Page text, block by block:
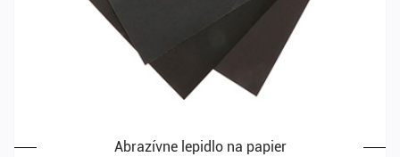
Abrazívne lepidlo na papier